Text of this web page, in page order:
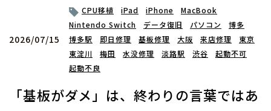
2026/07/15
CPU移植 iPad iPhone
MacBook
Nintendo Switch
データ復旧 パソコン
博多
博多駅
即日修理 基板修理 大阪 来店修理
東京
東淀川
梅田 水没修理 淡路駅 渋谷
起動不可
起動不良
「基板がダメ」は、終わりの言葉ではあ